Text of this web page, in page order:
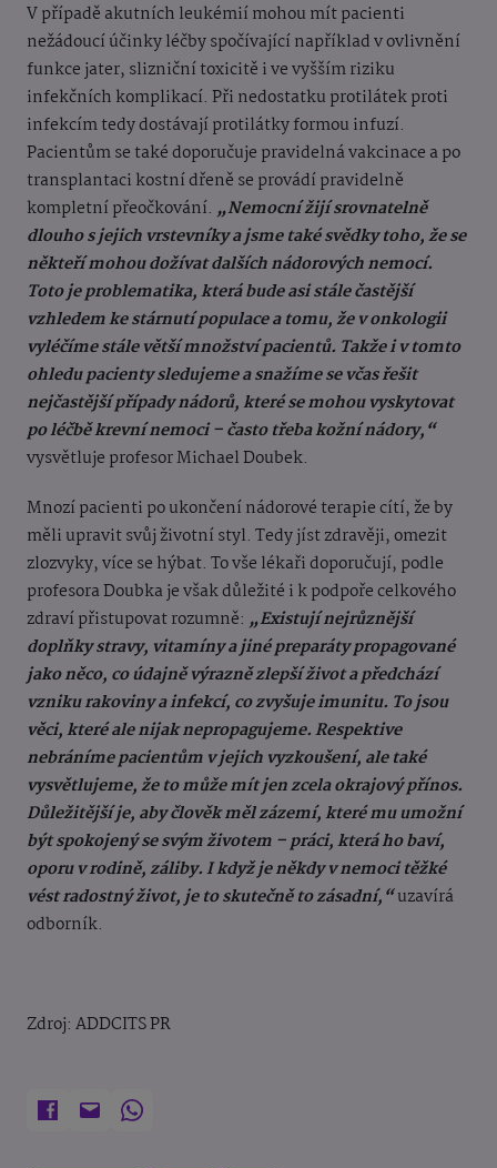
V případě akutních leukémií mohou mít pacienti
nežádoucí účinky léčby spočívající například v ovlivnění
funkce jater, slizniční toxicitě i ve vyšším riziku
infekčních komplikací. Při nedostatku protilátek proti
infekcím tedy dostávají protilátky formou infuzí.
Pacientům se také doporučuje pravidelná vakcinace a po
transplantaci kostní dřeně se provádí pravidelně
kompletní přeočkování. „Nemocní žijí srovnatelně
dlouho s jejich vrstevníky a jsme také svědky toho, že se
někteří mohou dožívat dalších nádorových nemocí.
Toto je problematika, která bude asi stále častější
vzhledem ke stárnutí populace a tomu, že v onkologii
vyléčíme stále větší množství pacientů. Takže i v tomto
ohledu pacienty sledujeme a snažíme se včas řešit
nejčastější případy nádorů, které se mohou vyskytovat
po léčbě krevní nemoci – často třeba kožní nádory,“
vysvětluje profesor Michael Doubek.
Mnozí pacienti po ukončení nádorové terapie cítí, že by
měli upravit svůj životní styl. Tedy jíst zdravěji, omezit
zlozvyky, více se hýbat. To vše lékaři doporučují, podle
profesora Doubka je však důležité i k podpoře celkového
zdraví přistupovat rozumně: „Existují nejrůznější
doplňky stravy, vitamíny a jiné preparáty propagované
jako něco, co údajně výrazně zlepší život a předchází
vzniku rakoviny a infekcí, co zvyšuje imunitu. To jsou
věci, které ale nijak nepropagujeme. Respektive
nebráníme pacientům v jejich vyzkoušení, ale také
vysvětlujeme, že to může mít jen zcela okrajový přínos.
Důležitější je, aby člověk měl zázemí, které mu umožní
být spokojený se svým životem – práci, která ho baví,
oporu v rodině, záliby. I když je někdy v nemoci těžké
vést radostný život, je to skutečně to zásadní,“uzavírá
odborník.
Zdroj: ADDCITS PR